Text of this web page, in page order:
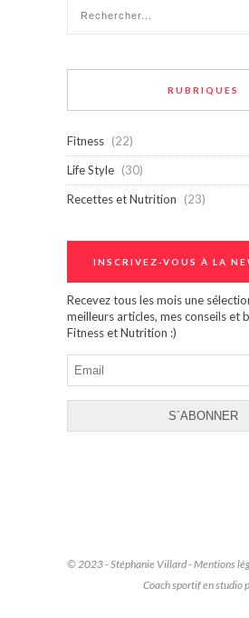
RUBRIQUES
Fitness (22)
Life Style (30)
Recettes et Nutrition
(23)
INSCRIVEZ-VOUS À LA
Recevez tous les mois une
meilleurs articles, mes conseils et
Fitness et Nutrition :)
© 2023 - Stéphanie Villard -Mentions
Coach sportif en studio